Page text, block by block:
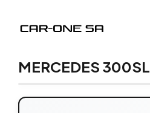
MERCEDES 300SL